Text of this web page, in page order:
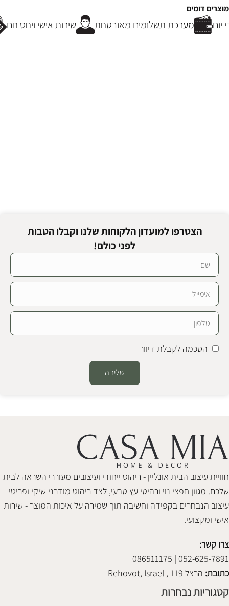
מוצרים דומים
שירות אישי ויחס חם מערכת תשלומים מאובטחת
הצטרפו למועדון הלקוחות שלנו וקבלו הטבות
לפני כולם!
הסכמה לקבלת דיוור
שליחה
חוויית עיצוב הבית אונליין - ריהוט ייחודי ועיצובים מעוררי השראה לבית
שלכם. מגוון חפצי נוי ורהיטי עץ טבעי, לצד ריהוט מודרני שיקי ופריטי
עיצוב הנבחרים בקפידה וחשיבה תוך שמירה על איכות המוצר - שירות
אישי ומקצועי.
צרו קשר:
052-625-7891 | 086511175
כתובת: הרצל 119 , Rehovot, Israel
קטגוריות נבחרות